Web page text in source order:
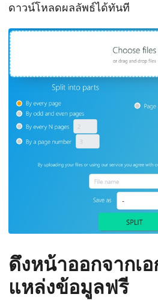
ดาวน์โหลดผลลัพธ์ได้ทันที
ดึงหน้าออกจากเ
แหล่งข้อมูลฟรี